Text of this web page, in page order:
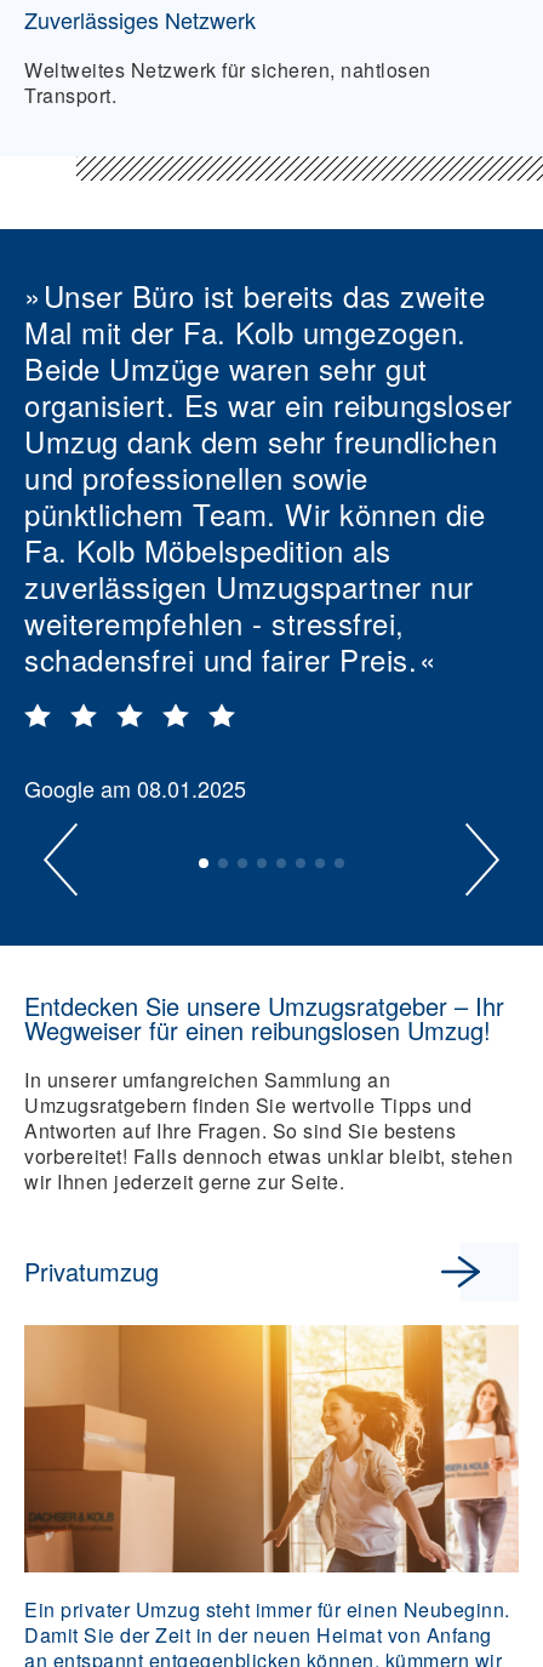
Zuverlässiges Netzwerk
Weltweites Netzwerk für sicheren, nahtlosen
Transport.
Unser Büro ist bereits das zweite
Mal mit der Fa. Kolb umgezogen.
Beide Umzüge waren sehr gut
organisiert. Es war ein reibungsloser
Umzug dank dem sehr freundlichen
und professionellen sowie
pünktlichem Team. Wir können die
Fa. Kolb Möbelspedition als
zuverlässigen Umzugspartner nur
weiterempfehlen - stressfrei,
schadensfrei und fairer Preis.
Google am 08.01.2025
Entdecken Sie unsere Umzugsratgeber – Ihr
Wegweiser für einen reibungslosen Umzug!
In unserer umfangreichen Sammlung an
Umzugsratgebern finden Sie wertvolle Tipps und
Antworten auf Ihre Fragen. So sind Sie bestens
vorbereitet! Falls dennoch etwas unklar bleibt, stehen
wir Ihnen jederzeit gerne zur Seite.
Privatumzug
Ein privater Umzug steht immer für einen Neubeginn.
Damit Sie der Zeit in der neuen Heimat von Anfang
an entspannt entgegenblicken können, kümmern wir